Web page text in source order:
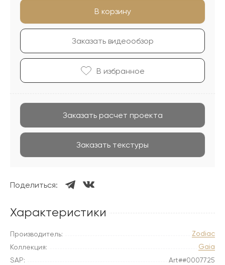
В корзину
Заказать видеообзор
В избранноe
Заказать расчет проекта
Заказать текстуры
Поделиться:
Характеристики
Производитель:
Zodiac
Коллекция:
Gaia
SAP:
Art##0007725